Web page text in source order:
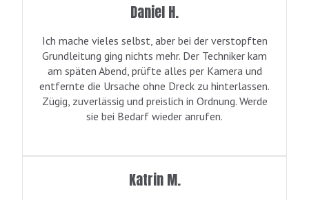
Daniel H.
Ich mache vieles selbst, aber bei der verstopften
Grundleitung ging nichts mehr. Der Techniker kam
am späten Abend, prüfte alles per Kamera und
entfernte die Ursache ohne Dreck zu hinterlassen.
Zügig, zuverlässig und preislich in Ordnung. Werde
sie bei Bedarf wieder anrufen.
Katrin M.